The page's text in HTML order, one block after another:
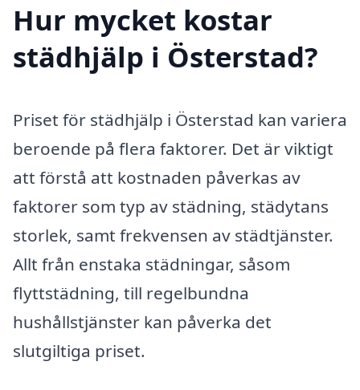
Hur mycket kostar
städhjälp i Österstad?
Priset för städhjälp i Österstad kan variera
beroende på flera faktorer. Det är viktigt
att förstå att kostnaden påverkas av
faktorer som typ av städning, städytans
storlek, samt frekvensen av städtjänster.
Allt från enstaka städningar, såsom
flyttstädning, till regelbundna
hushållstjänster kan påverka det
slutgiltiga priset.